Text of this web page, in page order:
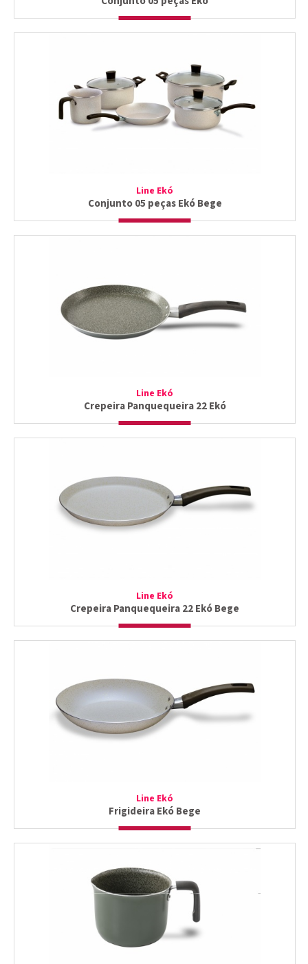
Line Ekó
Conjunto 05 peças Ekó Bege
Line Ekó
Crepeira Panquequeira 22 Ekó
Line Ekó
Crepeira Panquequeira 22 Ekó Bege
Line Ekó
Frigideira Ekó Bege